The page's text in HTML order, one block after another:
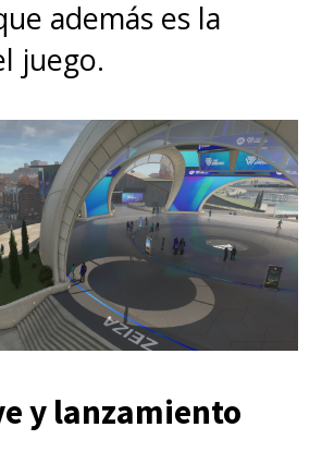
además es la
juego.
y lanzamiento